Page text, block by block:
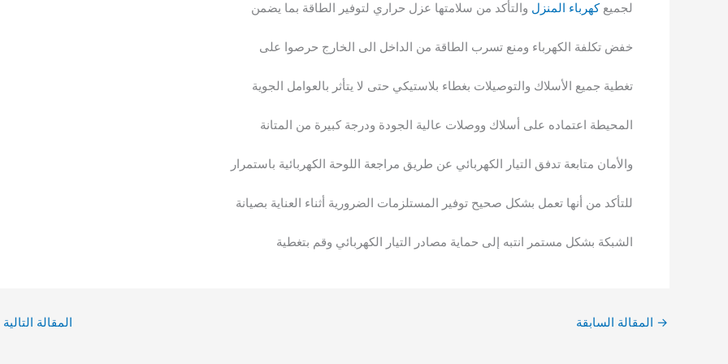
لجميعكهرباء المنزل والتأكد من سلامتها عزل حراري لتوفير الطاقة بما يضمن
خفض تكلفة الكهرباء ومنع تسرب الطاقة من الداخل الى الخارج حرصوا على
تغطية جميع الأسلاك والتوصيلات بغطاء بلاستيكي حتى لا يتأثر بالعوامل الجوية
المحيطة اعتماده على أسلاك ووصلات عالية الجودة ودرجة كبيرة من المتانة
والأمان متابعة تدفق التيار الكهربائي عن طريق مراجعة اللوحة الكهربائية باستمرار
للتأكد من أنها تعمل بشكل صحيح توفير المستلزمات الضرورية أثناء العناية بصيانة
الشبكة بشكل مستمر انتبه إلى حماية مصادر التيار الكهربائي وقم بتغطية
→ المقالة السابقة المقالة التالية